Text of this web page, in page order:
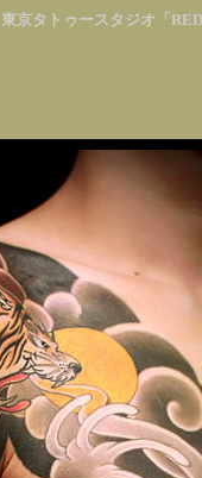
東京タトゥースタジオ「